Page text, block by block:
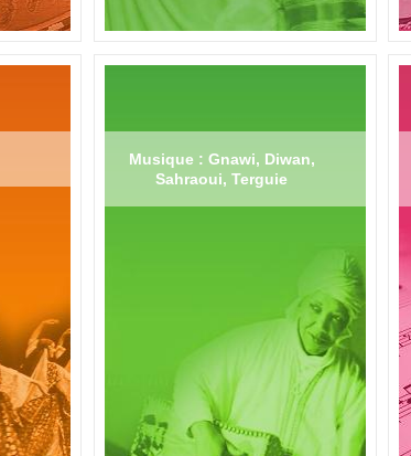
Musique : Gnawi, Diwan,
Sahraoui, Terguie